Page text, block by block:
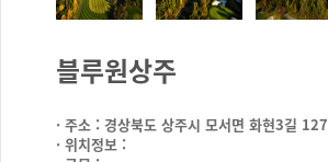
블루원상주
· 주소 : 경상북도 상주시 모서면 화현3길 127
· 위치정보 :